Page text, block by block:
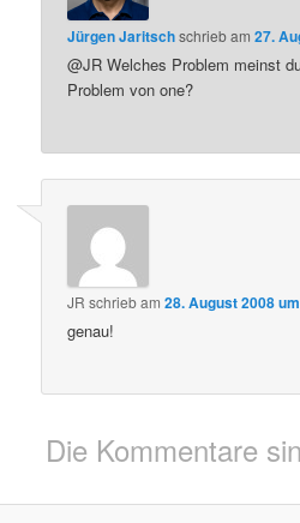
Jürgen Jaritschschriebam27.
@JR Welches Problem meinst
Problem von one?
JR schriebam28. August 2008
genau!
Die Kommentare